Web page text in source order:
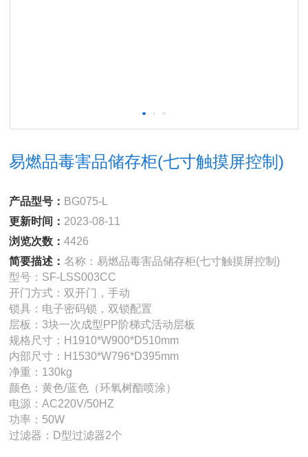
易燃品毒害品储存柜(七寸触摸屏控制)
产品型号： BG075-L
更新时间： 2023-08-11
浏览次数：4426
简要描述： 名称：易燃品毒害品储存柜(七寸触摸屏控制)
型号：SF-LSS003CC
开门方式：双开门，手动
锁具：电子密码锁，双锁配置
层板：3块一次成型PP阶梯式活动层板
规格尺寸：H1910*W900*D510mm
内部尺寸：H1530*W796*D395mm
净重：130kg
颜色：黄色/蓝色（环氧树酯喷涂）
电源：AC220V/50HZ
功率：50W
过滤器：D型过滤器2个